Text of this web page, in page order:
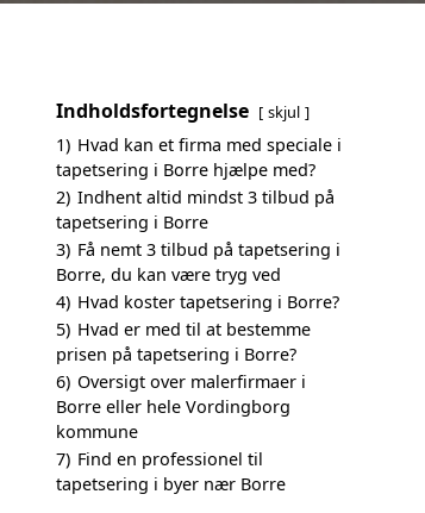
Indholdsfortegnelse skjul
1) Hvad kan et firma med speciale i
tapetsering i Borre hjælpe med?
2) Indhent altid mindst 3 tilbud på
tapetsering i Borre
3) Få nemt 3 tilbud på tapetsering i
Borre, du kan være tryg ved
4) Hvad koster tapetsering i Borre?
5) Hvad er med til at bestemme
prisen på tapetsering i Borre?
6) Oversigt over malerfirmaer i
Borre eller hele Vordingborg
kommune
7) Find en professionel til
tapetsering i byer nær Borre